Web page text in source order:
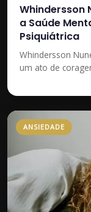
Whindersson
a Saúde
Psiquiátrica
Whindersson
um ato de
ANSIEDADE